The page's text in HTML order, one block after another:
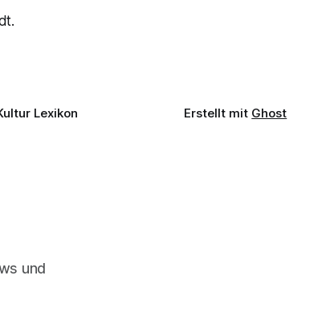
Lexikon Erstellt mit Ghost
und